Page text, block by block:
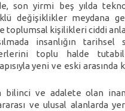
son yirmi beş yılda
değişiklikler meydana
toplumsal kişilikleri ciddi
insanlığın tarihsel
toplu halde
yeni ve eski arasında
bilinci ve adalete olan
ve ulusal alanlarda